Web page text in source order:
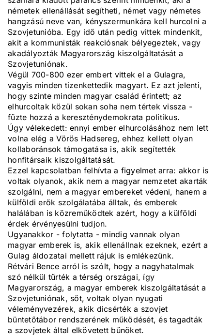
németek ellenállását segítheti, német vagy németes
hangzású neve van, kényszermunkára kell hurcolni a
Szovjetunióba. Egy idő után pedig vittek mindenkit,
akit a kommunisták reakciósnak bélyegeztek, vagy
akadályozták Magyarország kiszolgáltatását a
Szovjetuniónak.
Végül 700-800 ezer embert vittek el a Gulagra,
vagyis minden tizenkettedik magyart. Ez azt jelenti,
hogy szinte minden magyar család érintett; az
elhurcoltak közül sokan soha nem tértek vissza -
fűzte hozzá a kereszténydemokrata politikus.
Úgy vélekedett: ennyi ember elhurcolásához nem lett
volna elég a Vörös Hadsereg, ehhez kellett olyan
kollaboránsok támogatása is, akik segítették
honfitársaik kiszolgáltatását.
Ezzel kapcsolatban felhívta a figyelmet arra: akkor is
voltak olyanok, akik nem a magyar nemzetet akarták
szolgálni, nem a magyar embereket védeni, hanem a
külföldi erők szolgálatába álltak, és emberek
halálában is közreműködtek azért, hogy a külföldi
érdek érvényesülni tudjon.
Ugyanakkor - folytatta - mindig vannak olyan
magyar emberek is, akik ellenállnak ezeknek, ezért a
Gulag áldozatai mellett rájuk is emlékezünk.
Rétvári Bence arról is szólt, hogy a nagyhatalmak
szó nélkül tűrték a térség országai, így
Magyarország, a magyar emberek kiszolgáltatását a
Szovjetuniónak, sőt, voltak olyan nyugati
véleményvezérek, akik dicsérték a szovjet
büntetőtábor rendszerének működését, és tagadták
a szovjetek által elkövetett bűnöket.